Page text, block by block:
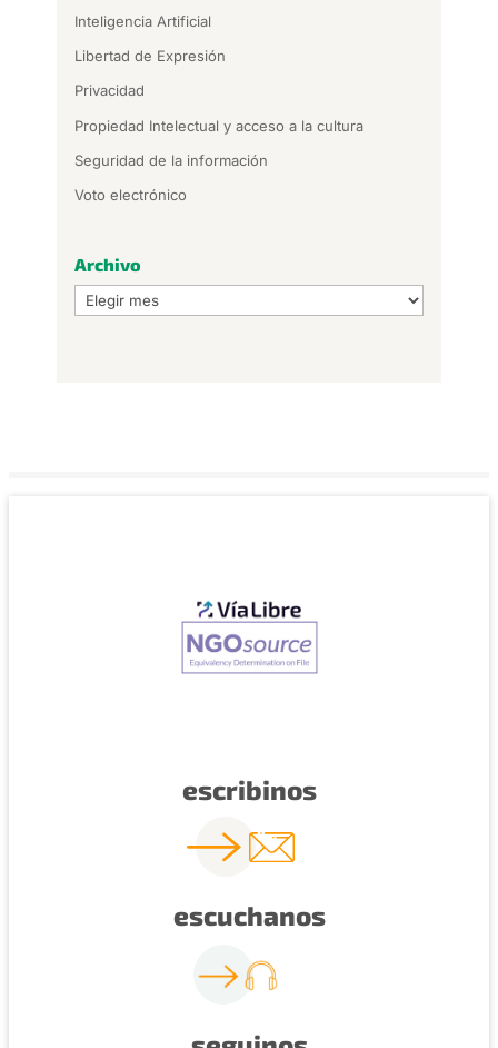
Inteligencia Artificial
Libertad de Expresión
Privacidad
Propiedad Intelectual y acceso a la cultura
Seguridad de la información
Voto electrónico
Archivo
Archivo
escribinos
escuchanos